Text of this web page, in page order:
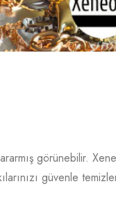
görünebilir.
güvenle